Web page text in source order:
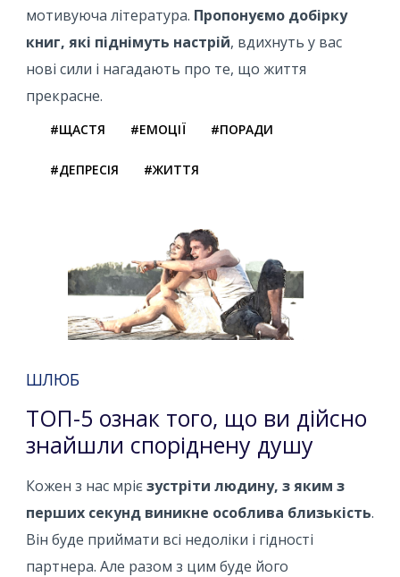
мотивуюча література. Пропонуємо добірку
книг, які піднімуть настрій, вдихнуть у вас
нові сили і нагадають про те, що життя
прекрасне.
#ЩАСТЯ #ЕМОЦІЇ #ПОРАДИ
#ДЕПРЕСІЯ #ЖИТТЯ
ШЛЮБ
ТОП-5 ознак того, що ви дійсно
знайшли споріднену душу
Кожен з нас мрієзустріти людину, з яким з
перших секунд виникне особлива близькість.
Він буде приймати всі недоліки і гідності
партнера. Але разом з цим буде його